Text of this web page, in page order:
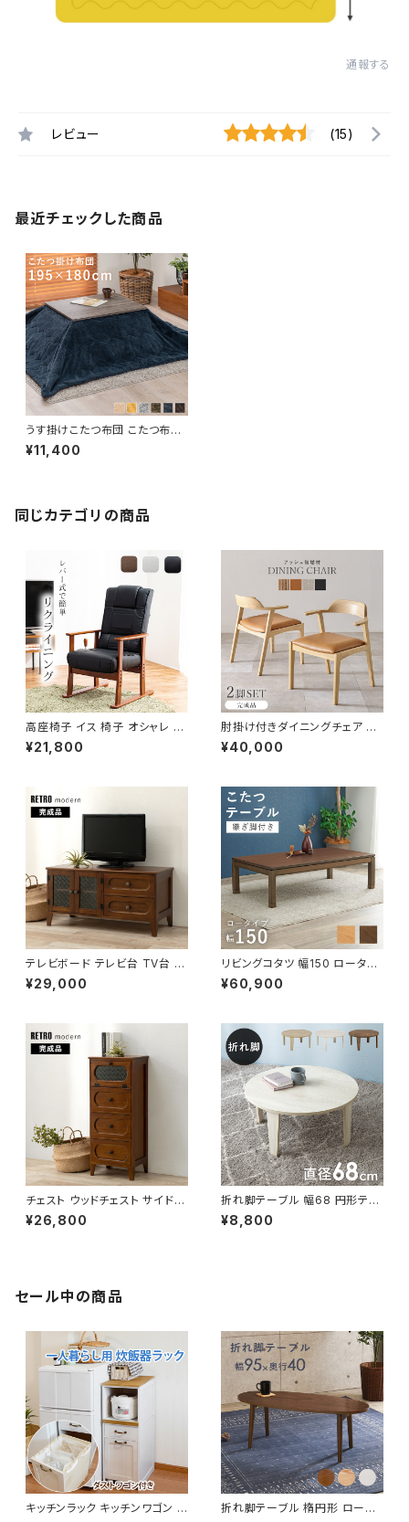
通報する
レビュー (15)
最近チェックした商品
うす掛けこたつ布団 こたつ布団
こたつ用布団 こたつ コタツ 北
欧柄 北欧テイスト 冬グッズ 幅1
¥11,400
同じカテゴリの商品
高座椅子 イス 椅子 オシャレ チ
ェア チェアー リクライニング 無
段階調節
¥21,800
肘掛け付きダイニングチェア 完
成品 2脚セット チェア チェアー
イス 椅子 リビング ダイニング
¥40,000
テレビボード テレビ台 TV台 リ
ビングボード レトロ 幅90 奥行
40 高さ45
¥29,000
リビングコタツ 幅150 ロータイ
プ 継脚付き こたつ カジュアルコ
タツ こたつテーブル ローテーブ
¥60,900
チェスト ウッドチェスト サイドチ
ェスト レトロ 幅42 奥行32 高
さ100 新生活 模様替え
¥26,800
折れ脚テーブル 幅68 円形テー
ブル ローテーブル センターテー
ブル リビングテーブル 新生活
¥8,800
セール中の商品
キッチンラック キッチンワゴン キ
折れ脚テーブル 楕円形 ローテ